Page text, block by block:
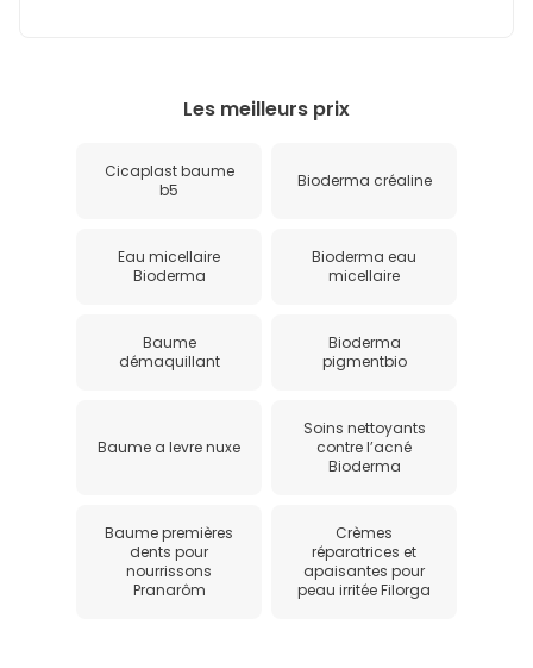
Les meilleurs prix
Cicaplast baume
b5
Bioderma créaline
Eau micellaire
Bioderma
Bioderma eau
micellaire
Baume
démaquillant
Bioderma
pigmentbio
Baume a levre nuxe
Soins nettoyants
contre l’acné
Bioderma
Baume premières
dents pour
nourrissons
Pranarôm
Crèmes
réparatrices et
apaisantes pour
peau irritée Filorga